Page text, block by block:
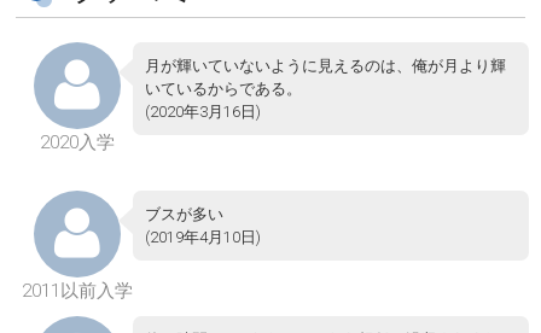
2020入学
月が輝いていないように見えるのは、俺が月より輝
いているからである。
(2020年3月16日)
2011以前入学
ブスが多い
(2019年4月10日)